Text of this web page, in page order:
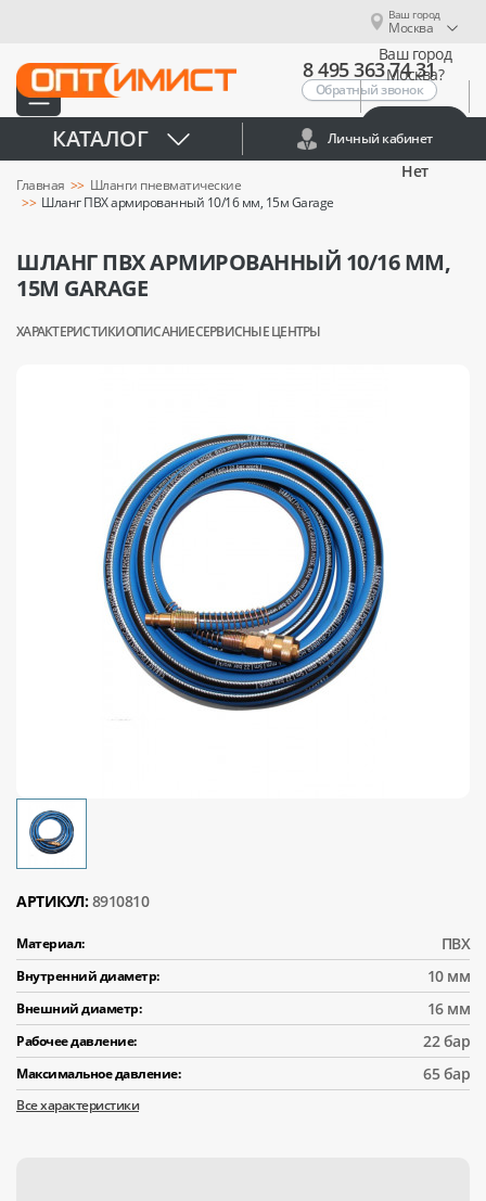
Ваш город
Москва
Ваш город
Москва?
Нет
8 495 363 74 31
Обратный звонок
КАТАЛОГ Личный кабинет
Главная
Шланги пневматические
Шланг ПВХ армированный 10/16 мм, 15м Garage
ШЛАНГ ПВХ АРМИРОВАННЫЙ 10/16 ММ,
15М GARAGE
ХАРАКТЕРИСТИКИОПИСАНИЕСЕРВИСНЫЕ ЦЕНТРЫ
АРТИКУЛ: 8910810
Материал: ПВХ
Внутренний диаметр: 10 мм
Внешний диаметр: 16 мм
Рабочее давление: 22 бар
Максимальное давление: 65 бар
Все характеристики